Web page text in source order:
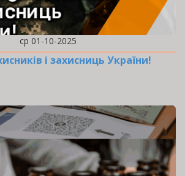
ср 01-10-2025
і захисниць України!